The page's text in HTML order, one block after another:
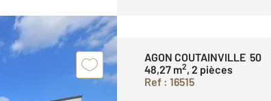
AGON COUTAINVILLE 50
48,27 m2, 2 pièces
Ref : 16515